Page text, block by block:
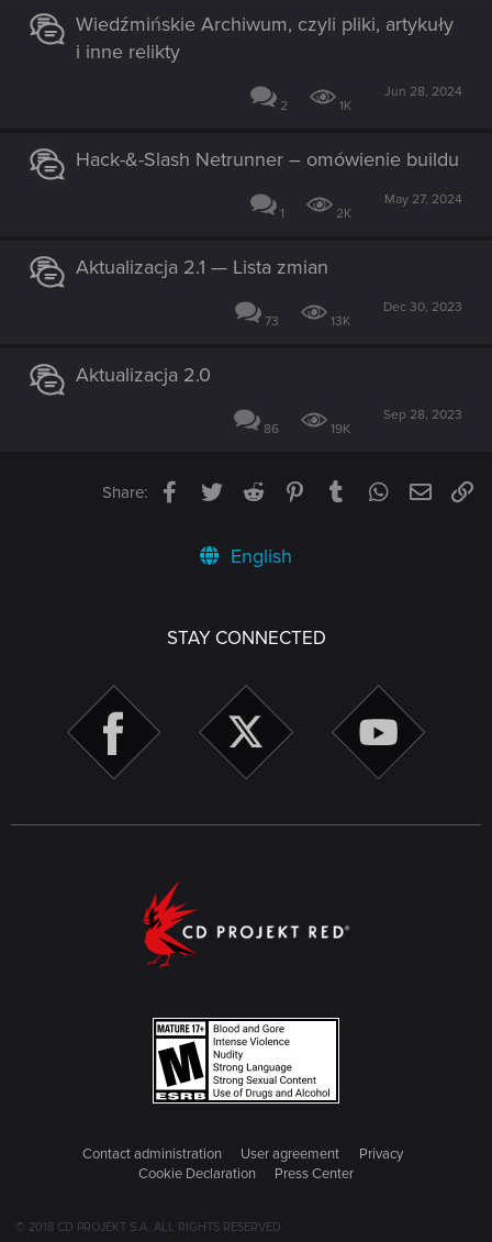
Wiedźmińskie Archiwum, czyli pliki, artykuły
i inne relikty
2 1K
Jun 28, 2024
Hack-&-Slash Netrunner – omówienie buildu
1 2K
May 27, 2024
Aktualizacja 2.1 — Lista zmian
73 13K
Dec 30, 2023
Aktualizacja 2.0
86 19K
Sep 28, 2023
Share: Facebook
TwitterReddit PinterestTumblrWhatsApp
Email
English
STAY CONNECTED
Contact administration User agreement
Privacy
Cookie Declaration
Press Center
© 2018 CD PROJEKT S.A. ALL RIGHTS RESERVED